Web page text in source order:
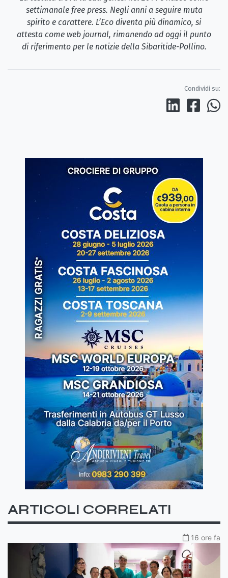
settimanale free press. Negli anni a seguire muta
spirito e carattere. L’Eco diventa più dinamico, si
attesta come web journal, rimanendo ad oggi il punto
di riferimento per le notizie della Sibaritide-Pollino.
Condividi su:
ARTICOLI CORRELATI
16 ore fa